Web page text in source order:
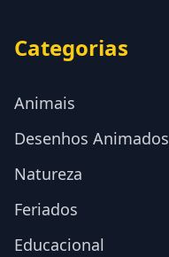
Categorias
Animais
Desenhos Animados
Natureza
Feriados
Educacional